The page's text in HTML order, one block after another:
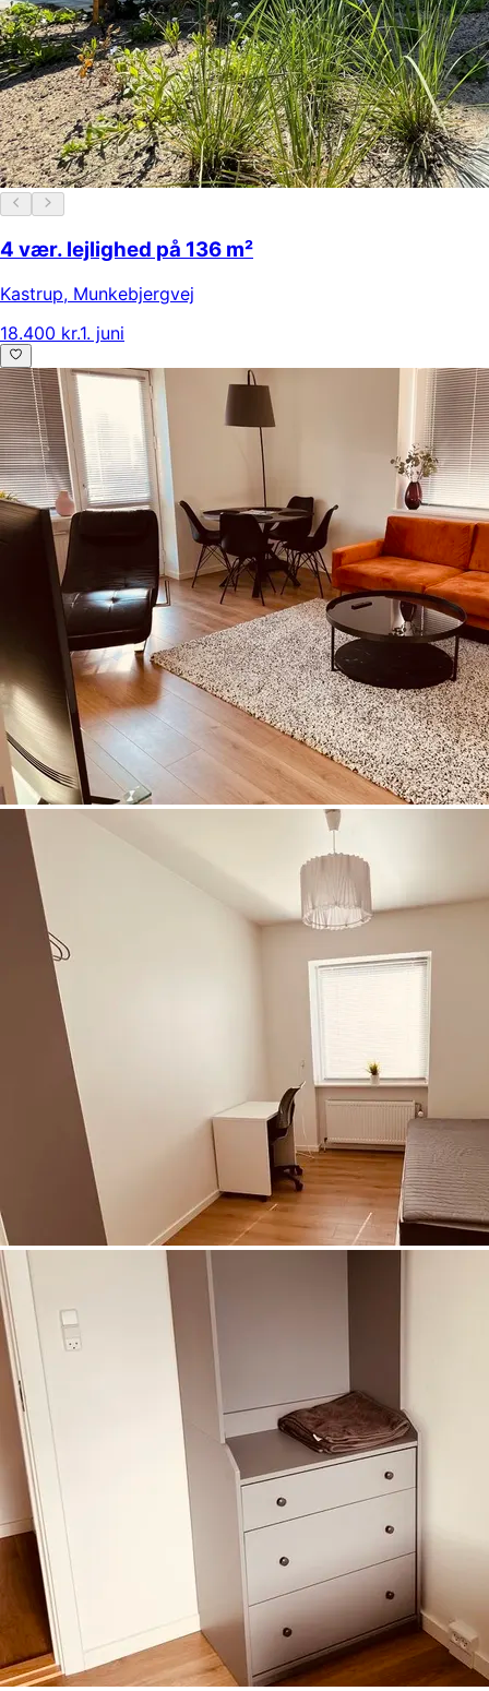
4 vær. lejlighed på 136 m²
Kastrup, Munkebjergvej
18.400 kr.1. juni